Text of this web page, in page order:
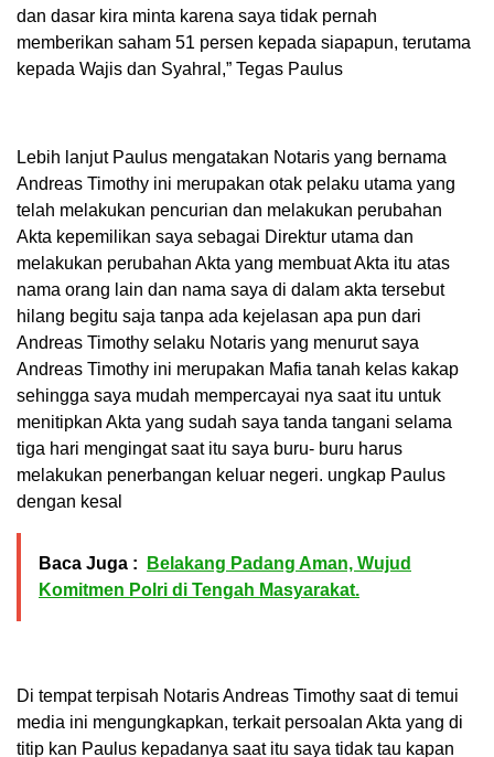
dan dasar kira minta karena saya tidak pernah
memberikan saham 51 persen kepada siapapun, terutama
kepada Wajis dan Syahral,” Tegas Paulus
Lebih lanjut Paulus mengatakan Notaris yang bernama
Andreas Timothy ini merupakan otak pelaku utama yang
telah melakukan pencurian dan melakukan perubahan
Akta kepemilikan saya sebagai Direktur utama dan
melakukan perubahan Akta yang membuat Akta itu atas
nama orang lain dan nama saya di dalam akta tersebut
hilang begitu saja tanpa ada kejelasan apa pun dari
Andreas Timothy selaku Notaris yang menurut saya
Andreas Timothy ini merupakan Mafia tanah kelas kakap
sehingga saya mudah mempercayai nya saat itu untuk
menitipkan Akta yang sudah saya tanda tangani selama
tiga hari mengingat saat itu saya buru- buru harus
melakukan penerbangan keluar negeri. ungkap Paulus
dengan kesal
Baca Juga :
Belakang Padang Aman, Wujud
Komitmen Polri di Tengah Masyarakat.
Di tempat terpisah Notaris Andreas Timothy saat di temui
media ini mengungkapkan, terkait persoalan Akta yang di
titip kan Paulus kepadanya saat itu saya tidak tau kapan